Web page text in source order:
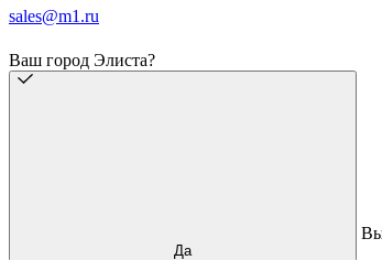
sales@m1.ru
Ваш город Элиста?
Да